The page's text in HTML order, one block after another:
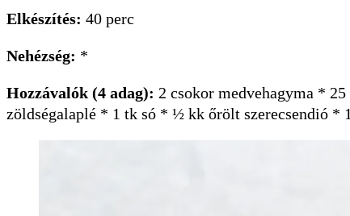
Elkészítés: 40 perc
Nehézség: *
Hozzávalók (4 adag): 2 csokor medvehagyma *
zöldségalaplé * 1 tk só * ½ kk őrölt szerecsendió *